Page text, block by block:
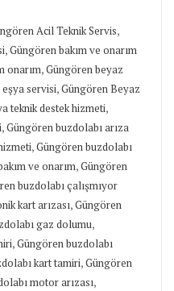
Acil Teknik Servis,
,Güngören bakım ve onarım
onarım,Güngören beyaz
servisi,Güngören Beyaz
teknik destek hizmeti,
,Güngören buzdolabı arıza
,Güngören buzdolabı
ve onarım,Güngören
buzdolabı çalışmıyor
kart arızası,Güngören
gaz dolumu,
,Güngören buzdolabı
kart tamiri,Güngören
motor arızası,